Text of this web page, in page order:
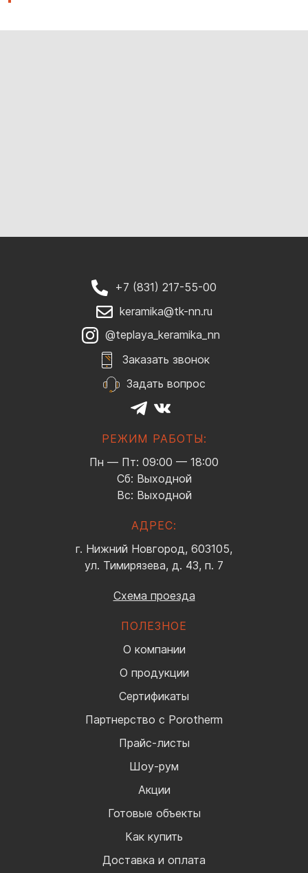
+7 (831) 217-55-00
keramika@tk-nn.ru
@teplaya_keramika_nn
Заказать звонок
Задать вопрос
РЕЖИМ РАБОТЫ:
Пн — Пт: 09:00 — 18:00
Сб: Выходной
Вс: Выходной
АДРЕС:
г. Нижний Новгород, 603105,
ул. Тимирязева, д. 43, п. 7
Схема проезда
ПОЛЕЗНОЕ
О компании
О продукции
Сертификаты
Партнерство с Porotherm
Прайс-листы
Шоу-рум
Акции
Готовые объекты
Как купить
Доставка и оплата